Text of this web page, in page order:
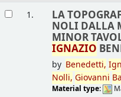
1. LA
NOLI DALLA
MINOR
IGNAZIO
by Benedetti,
Nolli, Giovanni
Material type: